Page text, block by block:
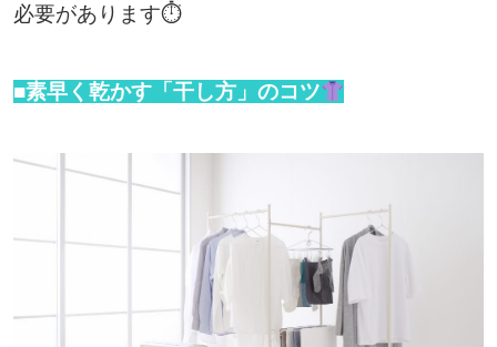
必要があります⏱
■素早く乾かす「干し方」のコツ